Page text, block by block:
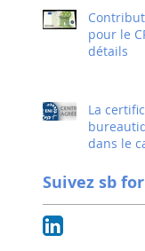
pour le
détails
La
dans le
Suivez sb